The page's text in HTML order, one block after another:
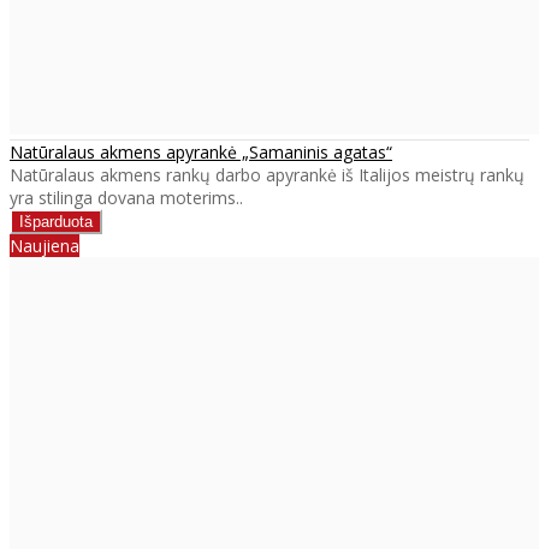
Natūralaus akmens apyrankė „Samaninis agatas“
Natūralaus akmens rankų darbo apyrankė iš Italijos meistrų rankų
yra stilinga dovana moterims..
Naujiena